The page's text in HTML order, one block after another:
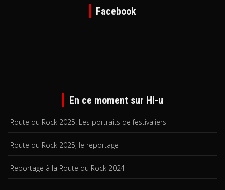
Facebook
En ce moment sur Hi-u
Route du Rock 2025. Les portraits de festivaliers
Route du Rock 2025, le reportage
Reportage à la Route du Rock 2024